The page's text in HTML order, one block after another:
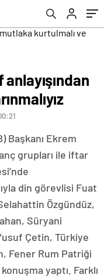
Başkanı Ekrem
grupları ile iftar
din görevlisi Fuat
Özgündüz,
Süryani
Çetin, Türkiye
Fener Rum Patriği
yaptı. Farklı